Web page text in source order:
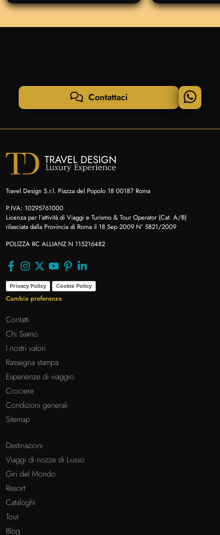
Contattaci
Travel Design S.r.l. Piazza del Popolo 18 00187 Roma
P.IVA: 10295761000
Licenza per l’attività di Viaggi e Turismo & Tour Operator (Cat. A/B)
rilasciata dalla Provincia di Roma il 18 Sep 2009 N° 5821/2009
POLIZZA RC ALLIANZ N 115216482
Privacy Policy Cookie Policy
Cambia preferenze
Contatti
Chi Siamo
I nostri valori
Rassegna stampa
Esperienze di viaggio
Crociere
Condizioni generali
Sitemap
Destinazioni
Viaggi di nozze di Lusso
Giri del Mondo
Resort
Cataloghi
Tour
Blog